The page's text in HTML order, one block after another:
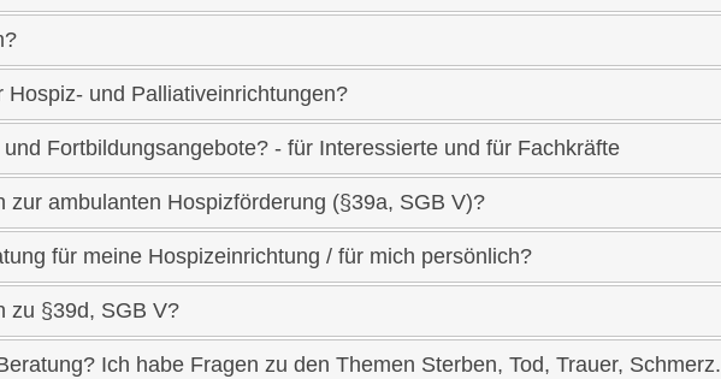
und Palliativeinrichtungen?
Fortbildungsangebote? - für Interessierte und für Fachkräfte
zur ambulanten Hospizförderung (§39a, SGB V)?
für meine Hospizeinrichtung / für mich persönlich?
zu §39d, SGB V?
Ich habe Fragen zu den Themen Sterben, Tod, Trauer, Schmerz.